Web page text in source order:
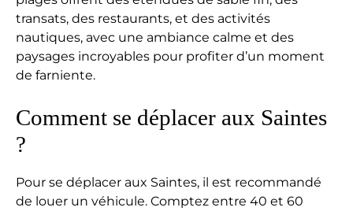
transats, des restaurants, et des activités
nautiques, avec une ambiance calme et des
paysages incroyables pour profiter d’un moment
de farniente.
Comment se déplacer aux Saintes
?
Pour se déplacer aux Saintes, il est recommandé
de louer un véhicule. Comptez entre 40 et 60